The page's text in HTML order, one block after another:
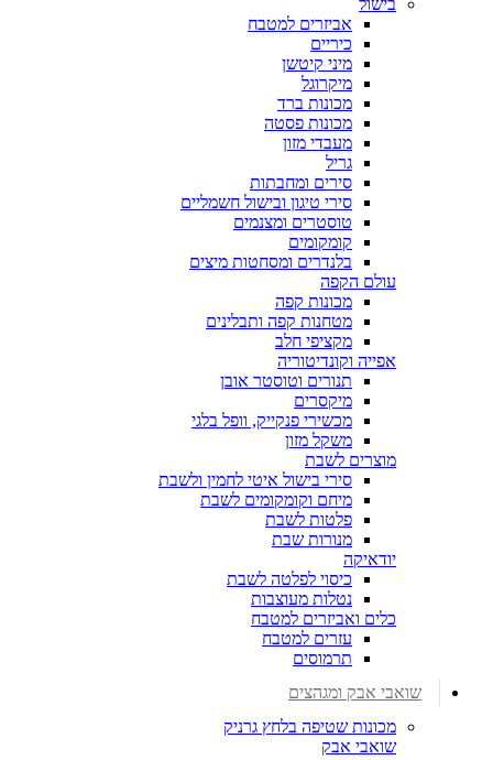
בישול
אביזרים למטבח
כיריים
מיני קיטשן
מיקרוגל
מכונות ברד
מכונות פסטה
מעבדי מזון
גריל
סירים ומחבתות
סירי טיגון ובישול חשמליים
טוסטרים ומצנמים
קומקומים
בלנדרים ומסחטות מיצים
עולם הקפה
מכונות קפה
מטחנות קפה ותבלינים
מקציפי חלב
אפייה וקונדיטוריה
תנורים וטוסטר אובן
מיקסרים
מכשירי פנקייק, וופל בלגי
משקל מזון
מוצרים לשבת
סירי בישול איטי לחמין ולשבת
מיחם וקומקומים לשבת
פלטות לשבת
מנורות שבת
יודאיקה
כיסוי לפלטה לשבת
נטלות מעוצבות
כלים ואביזרים למטבח
עזרים למטבח
תרמוסים
שואבי אבק ומגהצים
מכונות שטיפה בלחץ גרניק
שואבי אבק